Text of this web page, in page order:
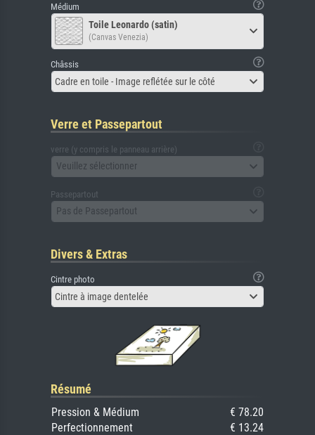
Médium
Toile Leonardo (satin)
(Canvas Venezia)
Châssis
Cadre en toile - Image reflétée sur le côté
Verre et Passepartout
verre (y compris le panneau arrière)
Veuillez sélectionner
Passepartout
Pas de Passepartout
Divers & Extras
Cintre photo
Cintre à image dentelée
Résumé
Pression & Médium
€ 78.20
Perfectionnement
€ 13.24